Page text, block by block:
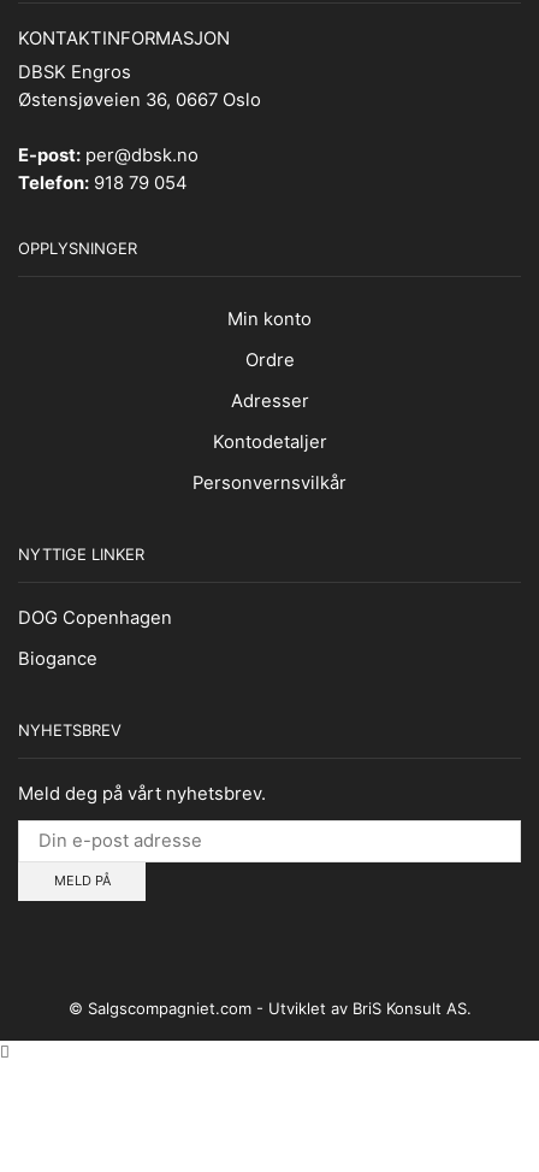
KONTAKTINFORMASJON
DBSK Engros
Østensjøveien 36, 0667 Oslo
E-post: per@dbsk.no
Telefon: 918 79 054
OPPLYSNINGER
Min konto
Ordre
Adresser
Kontodetaljer
Personvernsvilkår
NYTTIGE LINKER
DOG Copenhagen
Biogance
NYHETSBREV
Meld deg på vårt nyhetsbrev.
© Salgscompagniet.com - Utviklet av BriS Konsult AS.